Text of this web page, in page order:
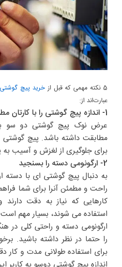
5 نکته مهمی که قبل از خرید پیچ
عبارت‌اند از:
1- اندازه پیچ گوشتی را با کارتان مطابقت دهید
عرض نوک پیچ گوشتی دو سو
مطابقت داشته باشد. پیچ گوشتی
برای جلوگیری از لغزش و آسیب
2- ارگونومی دسته را بسنجید
به دنبال پیچ گوشتی ای با دسته
راحت و مطمئن آنرا برای شما
کارهایی که نیاز به دقت
استفاده می شوند، بسیار مهم
ارگونومی دسته و راحتی کلی در
را حتما در نظر داشته باشید.
برای استفاده طولانی مدت و